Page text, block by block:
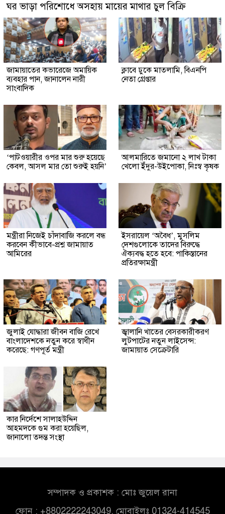
ঘর ভাড়া পরিশোধে অসহায় মায়ের মাথার চুল বিক্রি
জামায়াতের কভারেজে অমায়িক
ব্যবহার পান, জানালেন নারী
সাংবাদিক
ক্লাবে ঢুকে মাতলামি, বিএনপি
নেতা গ্রেপ্তার
‘পাটওয়ারীর ওপর মার শুরু হয়েছে
কেবল, আসল মার তো শুরুই হয়নি’
আলমারিতে জমানো ২ লাখ টাকা
খেলো ইঁদুর-উইপোকা, নিঃস্ব কৃষক
মন্ত্রীরা নিজেই চাঁদাবাজি করলে বন্ধ
করবেন কীভাবে-প্রশ্ন জামায়াত
আমিরের
ইসরায়েল ‘অবৈধ’, মুসলিম
দেশগুলোকে তাদের বিরুদ্ধে
ঐক্যবদ্ধ হতে হবে: পাকিস্তানের
প্রতিরক্ষামন্ত্রী
জুলাই যোদ্ধারা জীবন বাজি রেখে
বাংলাদেশকে নতুন করে স্বাধীন
করেছে: গণপূর্ত মন্ত্রী
জ্বালানি খাতের বেসরকারীকরণ
লুটপাটের নতুন লাইসেন্স:
জামায়াত সেক্রেটারি
কার নির্দেশে সালাহউদ্দিন
আহমদকে গুম করা হয়েছিল,
জানালো তদন্ত সংস্থা
সম্পাদক ও প্রকাশক : মোঃ জুয়েল রানা
ফোন : +8802222243049, মোবাইলঃ 01324-414545